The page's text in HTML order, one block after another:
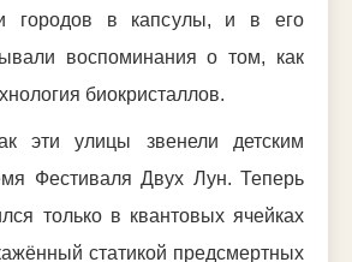
городов в капсулы, и в его
воспоминания о том, как
биокристаллов.
эти улицы звенели детским
Фестиваля Двух Лун. Теперь
только в квантовых ячейках
статикой предсмертных